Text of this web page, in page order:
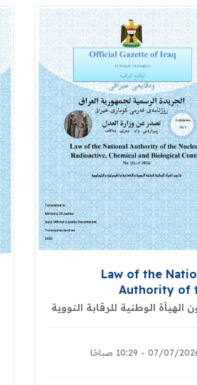
Law of the
Authority of
الهيأة الوطنية للرقابة النووية
07/2026 - 10:29 صباحًا